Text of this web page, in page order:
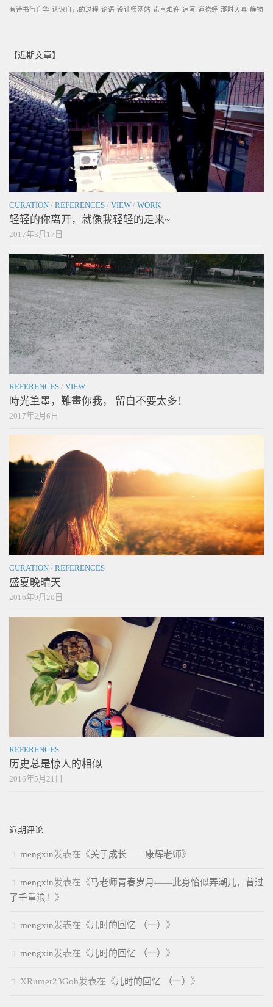
有诗书气自华 认识自己的过程 论语 设计师网站 诺言难许 速写 道德经 那时天真 静物
【近期文章】
CURATION / REFERENCES / VIEW / WORK
轻轻的你离开，就像我轻轻的走来~
2017年3月17日
REFERENCES / VIEW
時光筆墨，難畫你我， 留白不要太多！
2017年2月6日
CURATION / REFERENCES
盛夏晚晴天
2016年9月20日
REFERENCES
历史总是惊人的相似
2016年5月21日
近期评论
mengxin发表在《关于成长——康辉老师》
mengxin发表在《马老师青春岁月——此身恰似弄潮儿，曾过
了千重浪！ 》
mengxin发表在《 儿时的回忆 （一） 》
mengxin发表在《 儿时的回忆 （一） 》
XRumer23Gob发表在《 儿时的回忆 （一） 》